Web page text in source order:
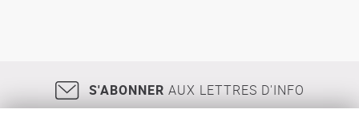
S'ABONNER AUX LETTRES D'INFO